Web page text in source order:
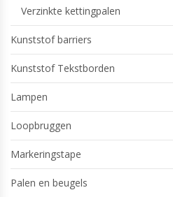
Verzinkte kettingpalen
Kunststof barriers
Kunststof Tekstborden
Lampen
Loopbruggen
Markeringstape
Palen en beugels